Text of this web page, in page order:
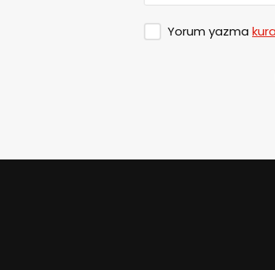
Yorum yazma